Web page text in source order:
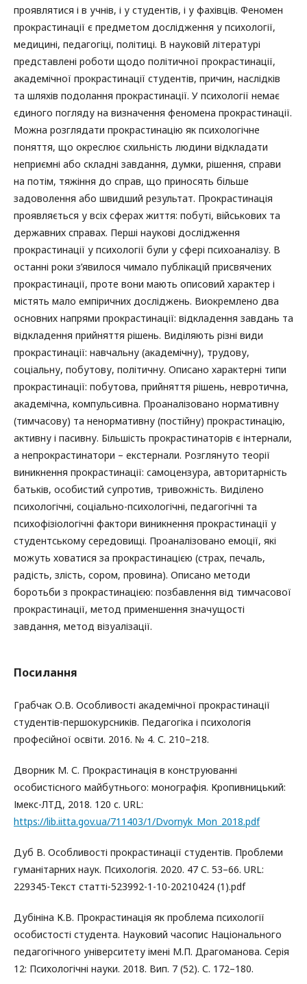
проявлятися і в учнів, і у студентів, і у фахівців. Феномен
прокрастинації є предметом дослідження у психології,
медицині, педагогіці, політиці. В науковій літературі
представлені роботи щодо політичної прокрастинації,
академічної прокрастинації студентів, причин, наслідків
та шляхів подолання прокрастинації. У психології немає
єдиного погляду на визначення феномена прокрастинації.
Можна розглядати прокрастинацію як психологічне
поняття, що окреслює схильність людини відкладати
неприємні або складні завдання, думки, рішення, справи
на потім, тяжіння до справ, що приносять більше
задоволення або швидший результат. Прокрастинація
проявляється у всіх сферах життя: побуті, військових та
державних справах. Перші наукові дослідження
прокрастинації у психології були у сфері психоаналізу. В
останні роки з’явилося чимало публікацій присвячених
прокрастинації, проте вони мають описовий характер і
містять мало емпіричних досліджень. Виокремлено два
основних напрями прокрастинації: відкладення завдань та
відкладення прийняття рішень. Виділяють різні види
прокрастинації: навчальну (академічну), трудову,
соціальну, побутову, політичну. Описано характерні типи
прокрастинації: побутова, прийняття рішень, невротична,
академічна, компульсивна. Проаналізовано нормативну
(тимчасову) та ненормативну (постійну) прокрастинацію,
активну і пасивну. Більшість прокрастинаторів є інтернали,
а непрокрастинатори – екстернали. Розглянуто теорії
виникнення прокрастинації: самоцензура, авторитарність
батьків, особистий супротив, тривожність. Виділено
психологічні, соціально-психологічні, педагогічні та
психофізіологічні фактори виникнення прокрастинації у
студентському середовищі. Проаналізовано емоції, які
можуть ховатися за прокрастинацією (страх, печаль,
радість, злість, сором, провина). Описано методи
боротьби з прокрастинацією: позбавлення від тимчасової
прокрастинації, метод применшення значущості
завдання, метод візуалізації.
Посилання
Грабчак О.В. Особливості академічної прокрастинації
студентів-першокурсників. Педагогіка і психологія
професійної освіти. 2016. № 4. С. 210–218.
Дворник М. С. Прокрастинація в конструюванні
особистісного майбутнього: монографія. Кропивницький:
Імекс-ЛТД, 2018. 120 с. URL:
https://lib.iitta.gov.ua/711403/1/Dvornyk_Mon_2018.pdf
Дуб В. Особливості прокрастинації студентів. Проблеми
гуманітарних наук. Психологія. 2020. 47 С. 53–66. URL:
229345-Текст статті-523992-1-10-20210424 (1).pdf
Дубініна К.В. Прокрастинація як проблема психології
особистості студента. Науковий часопис Національного
педагогічного університету імені М.П. Драгоманова. Серія
12: Психологічні науки. 2018. Вип. 7 (52). С. 172–180.